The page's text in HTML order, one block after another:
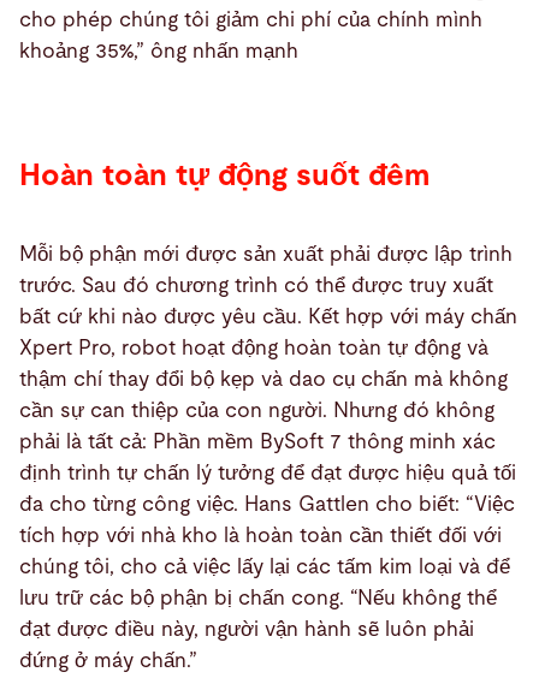
cho phép chúng tôi giảm chi phí của chính mình
khoảng 35%,” ông nhấn mạnh
Hoàn toàn tự động suốt đêm
Mỗi bộ phận mới được sản xuất phải được lập trình
trước. Sau đó chương trình có thể được truy xuất
bất cứ khi nào được yêu cầu. Kết hợp với máy chấn
Xpert Pro, robot hoạt động hoàn toàn tự động và
thậm chí thay đổi bộ kẹp và dao cụ chấn mà không
cần sự can thiệp của con người. Nhưng đó không
phải là tất cả: Phần mềm BySoft 7 thông minh xác
định trình tự chấn lý tưởng để đạt được hiệu quả tối
đa cho từng công việc. Hans Gattlen cho biết: “Việc
tích hợp với nhà kho là hoàn toàn cần thiết đối với
chúng tôi, cho cả việc lấy lại các tấm kim loại và để
lưu trữ các bộ phận bị chấn cong. “Nếu không thể
đạt được điều này, người vận hành sẽ luôn phải
đứng ở máy chấn.”